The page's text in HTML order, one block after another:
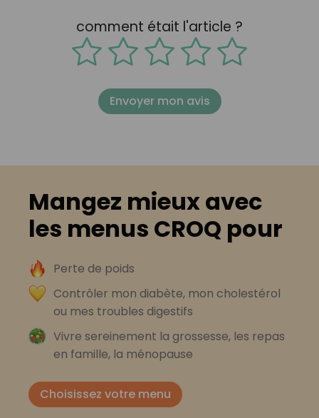
comment était l'article ?
Envoyer mon avis
Mangez mieux avec
les menus CROQ pour
Perte de poids
Contrôler mon diabète, mon cholestérol
ou mes troubles digestifs
Vivre sereinement la grossesse, les repas
en famille, la ménopause
Choisissez votre menu